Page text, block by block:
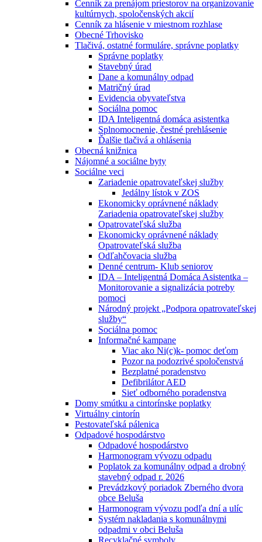
Cenník za prenájom priestorov na organizovanie
kultúrnych, spoločenských akcií
Cenník za hlásenie v miestnom rozhlase
Obecné Trhovisko
Tlačivá, ostatné formuláre, správne poplatky
Správne poplatky
Stavebný úrad
Dane a komunálny odpad
Matričný úrad
Evidencia obyvateľstva
Sociálna pomoc
IDA Inteligentná domáca asistentka
Splnomocnenie, čestné prehlásenie
Ďalšie tlačivá a ohlásenia
Obecná knižnica
Nájomné a sociálne byty
Sociálne veci
Zariadenie opatrovateľskej služby
Jedálny lístok v ZOS
Ekonomicky oprávnené náklady
Zariadenia opatrovateľskej služby
Opatrovateľská služba
Ekonomicky oprávnené náklady
Opatrovateľská služba
Odľahčovacia služba
Denné centrum- Klub seniorov
IDA – Inteligentná Domáca Asistentka –
Monitorovanie a signalizácia potreby
pomoci
Národný projekt „Podpora opatrovateľskej
služby“
Sociálna pomoc
Informačné kampane
Viac ako Ni(c)k- pomoc deťom
Pozor na podozrivé spoločenstvá
Bezplatné poradenstvo
Defibrilátor AED
Sieť odborného poradenstva
Domy smútku a cintorínske poplatky
Virtuálny cintorín
Pestovateľská pálenica
Odpadové hospodárstvo
Odpadové hospodárstvo
Harmonogram vývozu odpadu
Poplatok za komunálny odpad a drobný
stavebný odpad r. 2026
Prevádzkový poriadok Zberného dvora
obce Beluša
Harmonogram vývozu podľa dní a ulíc
Systém nakladania s komunálnymi
odpadmi v obci Beluša
Recyklačné symboly